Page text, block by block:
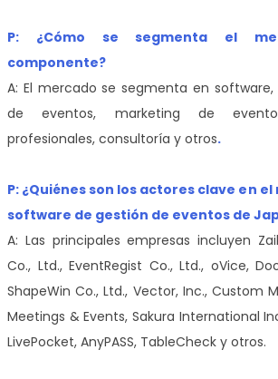
P: ¿Cómo se segmenta el
componente?
A: El mercado se segmenta en
de eventos, marketing de
profesionales, consultoría y otros.
P: ¿Quiénes son los actores clave en
software de gestión de eventos de
A: Las principales empresas incluyen
Co., Ltd., EventRegist Co., Ltd., oVice,
ShapeWin Co., Ltd., Vector, Inc., Custom
Meetings & Events, Sakura International
LivePocket, AnyPASS, TableCheck y otros.